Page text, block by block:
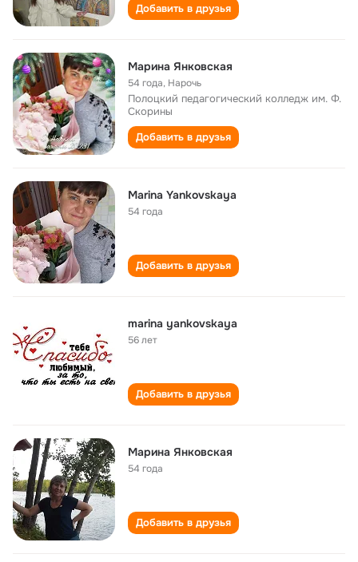
Добавить в друзья
Марина Янковская
54 года, Нарочь
Полоцкий педагогический колледж им. Ф.
Скорины
Добавить в друзья
Marina Yankovskaya
54 года
Добавить в друзья
marina yankovskaya
56 лет
Добавить в друзья
Марина Янковская
54 года
Добавить в друзья